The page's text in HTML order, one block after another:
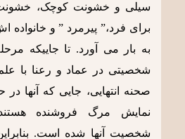
سیلی و خشونت کوچک،
برای فرد،” پیرمرد ” و
به بار می آورد. تا جاییکه
شخصیتی در عماد و رعنا با
صحنه انتهایی، جایی که آنها
نمایش مرگ فروشنده
شخصیت آنها شده است.